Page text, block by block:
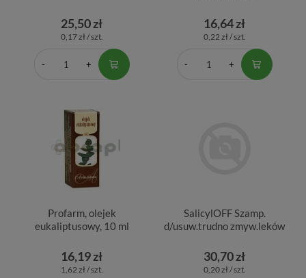
25,50 zł
0,17 zł / szt.
16,64 zł
0,22 zł / szt.
Profarm, olejek
eukaliptusowy, 10 ml
16,19 zł
1,62 zł / szt.
SalicylOFF Szamp.
d/usuw.trudno zmyw.leków
30,70 zł
0,20 zł / szt.